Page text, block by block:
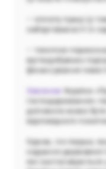
– оплату праці (у
заборгованості із
– технічне
вугледобувних
фінансування
Законом
України
господарювання»
допомога може
відповідного
Однак, по-перше,
надання державної
які